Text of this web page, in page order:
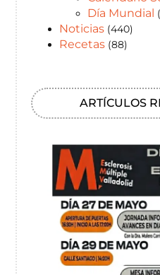
Día Mundial
Noticias (440)
Recetas (88)
ARTÍCULOS